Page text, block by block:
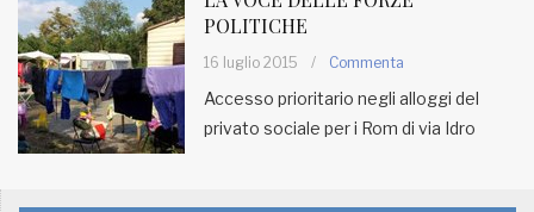
HOME
RUBRICHE
MUNICIPI
POLITICHE
16 luglio 2015 / Commenta
Accesso prioritario negli alloggi del
privato sociale per i Rom di via Idro